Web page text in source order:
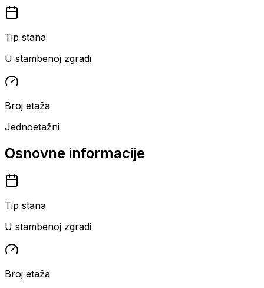
Tip stana
U stambenoj zgradi
Broj etaža
Jednoetažni
Osnovne informacije
Tip stana
U stambenoj zgradi
Broj etaža